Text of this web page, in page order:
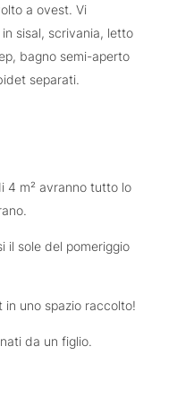
a ovest. Vi
sisal, scrivania, letto
bagno semi-aperto
separati.
4 m² avranno tutto lo
il sole del pomeriggio
uno spazio raccolto!
da un figlio.